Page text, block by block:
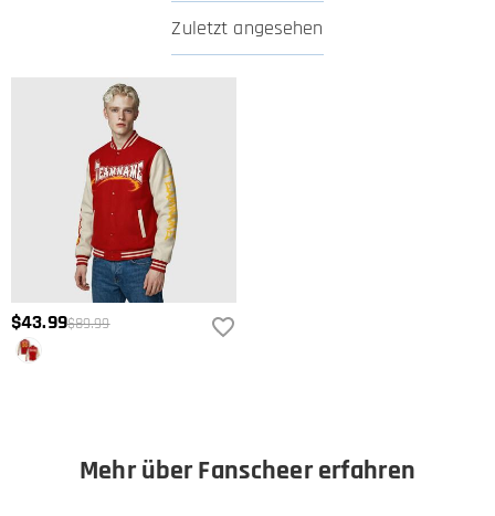
Zuletzt angesehen
$43.99$89.99
Mehr über Fanscheer erfahren